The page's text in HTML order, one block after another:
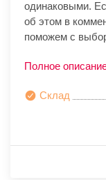
одинаковыми.
об этом в
поможем с
Полное
Склад